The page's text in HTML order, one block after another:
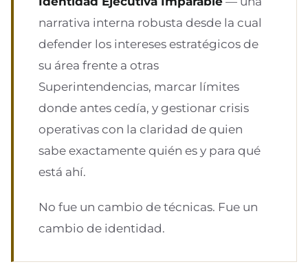
narrativa interna robusta desde la cual
defender los intereses estratégicos de
su área frente a otras
Superintendencias, marcar límites
donde antes cedía, y gestionar crisis
operativas con la claridad de quien
sabe exactamente quién es y para qué
está ahí.
No fue un cambio de técnicas. Fue un
cambio de identidad.